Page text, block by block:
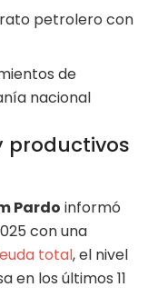
petrolero con
de
nacional
productivos
Pardo informó
con una
total, el nivel
en los últimos 11